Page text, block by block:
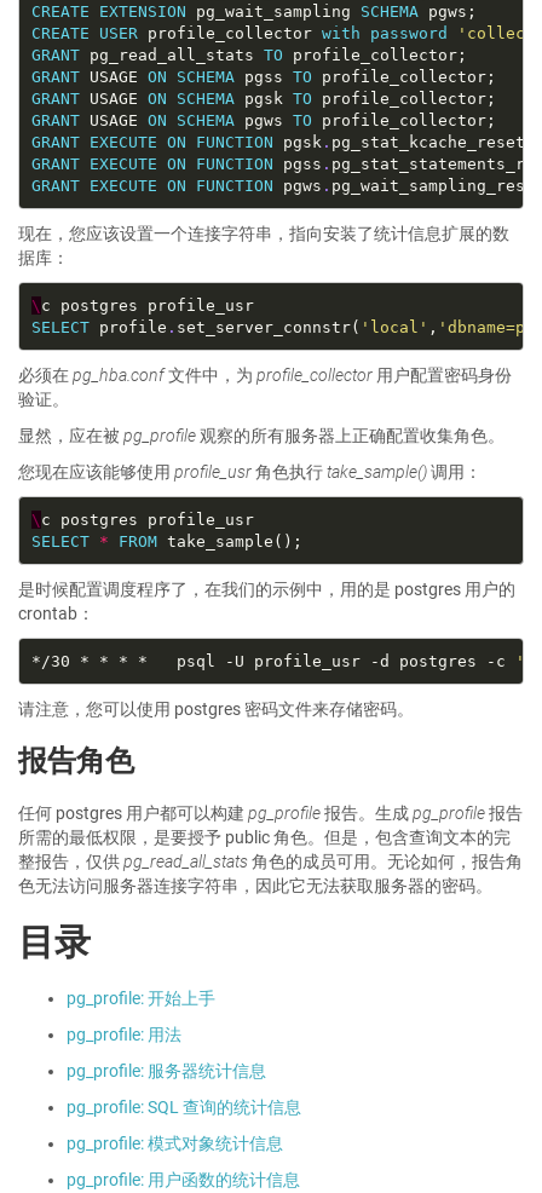
CREATE
EXTENSION pg_wait_sampling SCHEMA
CREATE
USER profile_collector with password
GRANT pg_read_all_stats TO
GRANT USAGE ON SCHEMA pgss TO
GRANT USAGE ON SCHEMA pgsk TO
GRANT USAGE ON SCHEMA pgws TO
GRANT
EXECUTE ON FUNCTION pgsk . pg_stat_kcache_reset
GRANT
EXECUTE ON FUNCTION pgss .
GRANT
EXECUTE ON FUNCTION pgws .
现在，您应该设置一个连接字符串，指向安装了统计信息扩展的数
据库：
\
c postgres profile_usr
SELECT profile . set_server_connstr( 'local' ,
必须在pg_hba.conf文件中，为 profile_collector 用户配置密码身份
验证。
显然，应在被 pg_profile观察的所有服务器上正确配置收集角色。
您现在应该能够使用 profile_usr角色执行take_sample()调用：
\
c postgres profile_usr
SELECT
* FROM
是时候配置调度程序了，在我们的示例中，用的是 postgres 用户的
crontab：
*/30 * * * *   psql -U profile_usr -d postgres -c
请注意，您可以使用 postgres 密码文件来存储密码。
报告角色
任何 postgres 用户都可以构建 pg_profile报告。生成pg_profile报告
所需的最低权限，是要授予 public 角色。但是，包含查询文本的完
整报告，仅供pg_read_all_stats角色的成员可用。无论如何，报告角
色无法访问服务器连接字符串，因此它无法获取服务器的密码。
目录
pg_profile: 开始上手
pg_profile: 用法
pg_profile: 服务器统计信息
pg_profile: SQL 查询的统计信息
pg_profile: 模式对象统计信息
pg_profile: 用户函数的统计信息